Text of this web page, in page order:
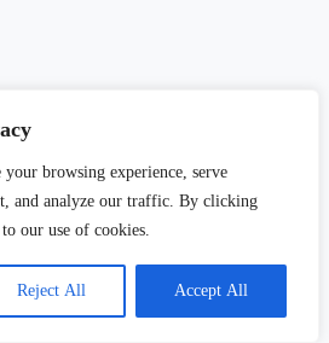
your browsing experience, serve
and analyze our traffic. By clicking
our use of cookies.
Reject All Accept All